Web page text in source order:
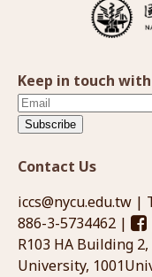
Keep in touch with
Subscribe
Contact Us
iccs@nycu.edu.tw |
886-3-5734462 |
R103 HA Building
University,